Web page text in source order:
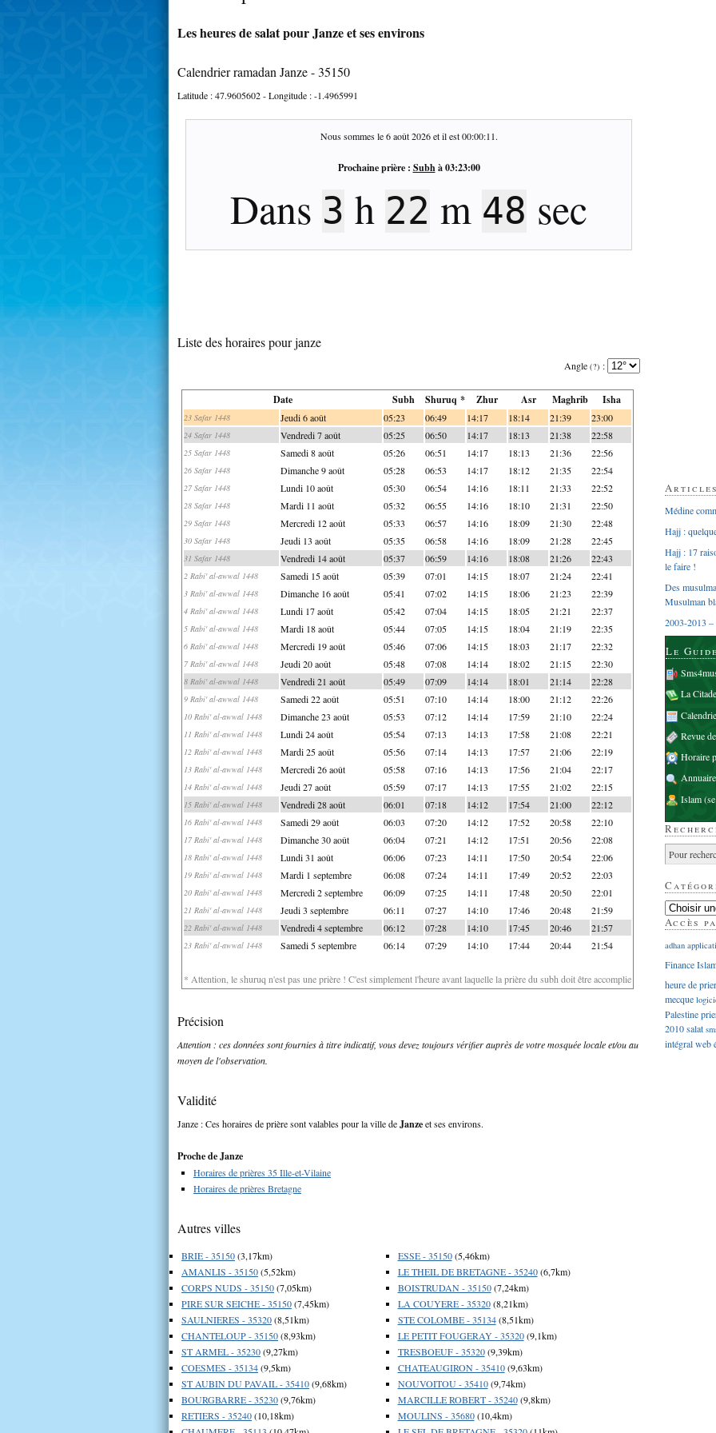
Les heures de salat pour Janze et ses environs
Calendrier ramadan Janze - 35150
Latitude :47.9605602- Longitude :-1.4965991
Nous sommes le6 août 2026et il est00:00:12.
Prochaine prière : Subhà03:23:00
Dans 3 h 22 m 47 sec
Liste des horaires pour janze
Angle (?) :
Date Subh Shuruq * Zhur Asr Maghrib Isha
23 Safar 1448 Jeudi 6 août 05:23 06:49 14:17 18:14 21:39 23:00
24 Safar 1448 Vendredi 7 août 05:25 06:50 14:17 18:13 21:38 22:58
25 Safar 1448 Samedi 8 août 05:26 06:51 14:17 18:13 21:36 22:56
26 Safar 1448 Dimanche 9 août 05:28 06:53 14:17 18:12 21:35 22:54
27 Safar 1448 Lundi 10 août 05:30 06:54 14:16 18:11 21:33 22:52
28 Safar 1448 Mardi 11 août 05:32 06:55 14:16 18:10 21:31 22:50
29 Safar 1448 Mercredi 12 août 05:33 06:57 14:16 18:09 21:30 22:48
30 Safar 1448 Jeudi 13 août 05:35 06:58 14:16 18:09 21:28 22:45
31 Safar 1448 Vendredi 14 août 05:37 06:59 14:16 18:08 21:26 22:43
2 Rabi' al-awwal 1448 Samedi 15 août 05:39 07:01 14:15 18:07 21:24 22:41
3 Rabi' al-awwal 1448 Dimanche 16 août 05:41 07:02 14:15 18:06 21:23 22:39
4 Rabi' al-awwal 1448 Lundi 17 août 05:42 07:04 14:15 18:05 21:21 22:37
5 Rabi' al-awwal 1448 Mardi 18 août 05:44 07:05 14:15 18:04 21:19 22:35
6 Rabi' al-awwal 1448 Mercredi 19 août 05:46 07:06 14:15 18:03 21:17 22:32
7 Rabi' al-awwal 1448 Jeudi 20 août 05:48 07:08 14:14 18:02 21:15 22:30
8 Rabi' al-awwal 1448 Vendredi 21 août 05:49 07:09 14:14 18:01 21:14 22:28
9 Rabi' al-awwal 1448 Samedi 22 août 05:51 07:10 14:14 18:00 21:12 22:26
10 Rabi' al-awwal 1448 Dimanche 23 août 05:53 07:12 14:14 17:59 21:10 22:24
11 Rabi' al-awwal 1448 Lundi 24 août 05:54 07:13 14:13 17:58 21:08 22:21
12 Rabi' al-awwal 1448 Mardi 25 août 05:56 07:14 14:13 17:57 21:06 22:19
13 Rabi' al-awwal 1448 Mercredi 26 août 05:58 07:16 14:13 17:56 21:04 22:17
14 Rabi' al-awwal 1448 Jeudi 27 août 05:59 07:17 14:13 17:55 21:02 22:15
15 Rabi' al-awwal 1448 Vendredi 28 août 06:01 07:18 14:12 17:54 21:00 22:12
16 Rabi' al-awwal 1448 Samedi 29 août 06:03 07:20 14:12 17:52 20:58 22:10
17 Rabi' al-awwal 1448 Dimanche 30 août 06:04 07:21 14:12 17:51 20:56 22:08
18 Rabi' al-awwal 1448 Lundi 31 août 06:06 07:23 14:11 17:50 20:54 22:06
19 Rabi' al-awwal 1448 Mardi 1 septembre 06:08 07:24 14:11 17:49 20:52 22:03
20 Rabi' al-awwal 1448 Mercredi 2 septembre 06:09 07:25 14:11 17:48 20:50 22:01
21 Rabi' al-awwal 1448 Jeudi 3 septembre 06:11 07:27 14:10 17:46 20:48 21:59
22 Rabi' al-awwal 1448 Vendredi 4 septembre 06:12 07:28 14:10 17:45 20:46 21:57
23 Rabi' al-awwal 1448 Samedi 5 septembre 06:14 07:29 14:10 17:44 20:44 21:54
* Attention, le shuruq n'est pas une prière ! C'est simplement l'heure avant laquelle la prière du subh doit être accomplie
Précision
Attention : ces données sont fournies à titre indicatif, vous devez toujours vérifier auprès de votre mosquée locale et/ou au
moyen de l'observation.
Validité
Janze : Ces horaires de prière sont valables pour la ville deJanzeet ses environs.
Proche de Janze
Horaires de prières 35 Ille-et-Vilaine
Horaires de prières Bretagne
Autres villes
BRIE - 35150(3,17km)
AMANLIS - 35150(5,52km)
CORPS NUDS - 35150(7,05km)
PIRE SUR SEICHE - 35150(7,45km)
SAULNIERES - 35320(8,51km)
CHANTELOUP - 35150(8,93km)
ST ARMEL - 35230(9,27km)
COESMES - 35134(9,5km)
ST AUBIN DU PAVAIL - 35410(9,68km)
BOURGBARRE - 35230(9,76km)
RETIERS - 35240(10,18km)
ESSE - 35150(5,46km)
LE THEIL DE BRETAGNE - 35240(6,7km)
BOISTRUDAN - 35150(7,24km)
LA COUYERE - 35320(8,21km)
STE COLOMBE - 35134(8,51km)
LE PETIT FOUGERAY - 35320(9,1km)
TRESBOEUF - 35320(9,39km)
CHATEAUGIRON - 35410(9,63km)
NOUVOITOU - 35410(9,74km)
MARCILLE ROBERT - 35240(9,8km)
MOULINS - 35680(10,4km)
Médine
Hajj :
Hajj : 17
le faire !
Des
Musulman
2003-2013 –
Le
La
Revue
Horaire
Islam
Accès
adhan
Finance
heure de
mecque
Palestine
2010salat
intégralweb